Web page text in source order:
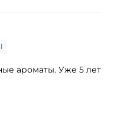
ароматы. Уже 5 лет